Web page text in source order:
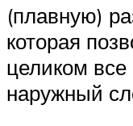
(плавную)
которая
целиком
наружный